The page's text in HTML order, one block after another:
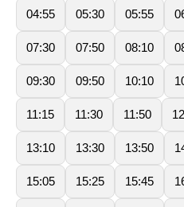
04:55 05:30 05:55
07:30 07:50 08:10
09:30 09:50 10:10
11:15 11:30 11:50
13:10 13:30 13:50
15:05 15:25 15:45